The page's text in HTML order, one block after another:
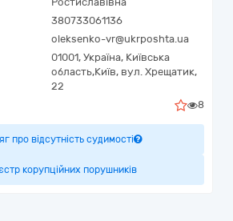
380733061136
oleksenko-vr@ukrposhta.ua
01001, Україна, Київська
область,Київ, вул. Хрещатик,
22
8
про відсутність судимості
корупційних порушників